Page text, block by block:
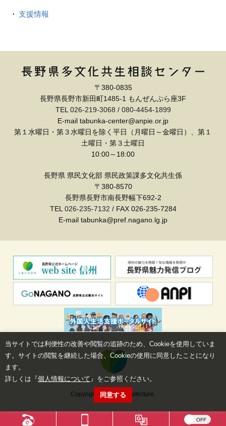
支援情報
〒380-0835
長野県長野市新田町1485-1 もんぜんぷら座3F
TEL026-219-3068 / 080-4454-1899
E-mail tabunka-center@anpie.or.jp
第１水曜日・第３水曜日を除く平日（月曜日～金曜日）、第１
土曜日・第３土曜日
10:00～18:00
長野県 県民文化部 県民政策課多文化共生係
〒380-8570
長野県長野市南長野幅下692-2
TEL026-235-7132 / FAX 026-235-7284
E-mail tabunka@pref.nagano.lg.jp
Copyright©Nagano Prefecture.
当サイトでは利便性の改善や閲覧の追跡のため、Cookieを使用していま
す。サイトの閲覧を継続した場合、Cookieの使用に同意したことになり
ます。
詳しくは『個人情報について』をご参照ください。
同意する